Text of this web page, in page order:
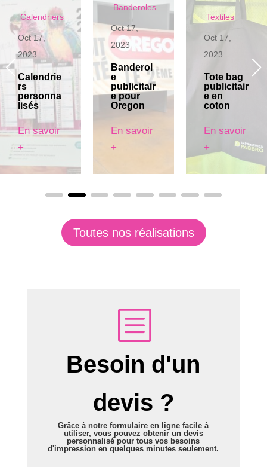
Calendriers
Oct 17,
2023
Calendrie
rs
personna
lisés
En savoir
+
Banderoles
Oct 17,
2023
Banderol
e
publicitair
e pour
Oregon
En savoir
+
Textiles
Oct 17,
2023
Tote bag
publicitair
e en
coton
En savoir
+
Toutes nos réalisations
b
Besoin d'un
devis ?
Grâce à notre formulaire en ligne facile à
utiliser, vous pouvez obtenir un devis
personnalisé pour tous vos besoins
d'impression en quelques minutes seulement.
&
Demander un
devis